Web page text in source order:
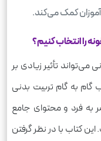
کمک می‌کند.
را انتخاب کنیم؟
می‌تواند تأثیر زیادی بر
گام به گام تربیت بدنی
به فرد و محتوای جامع
کتاب با در نظر گرفتن